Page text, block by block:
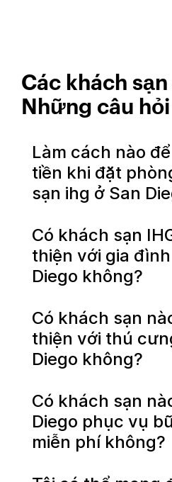
Các khách
Những câu
Làm cách nào
tiền khi đặt
sạn ihg ở San
Có khách sạn
thiện với gia
Diego không?
Có khách sạn
thiện với thú
Diego không?
Có khách sạn
Diego phục vụ
miễn phí không?